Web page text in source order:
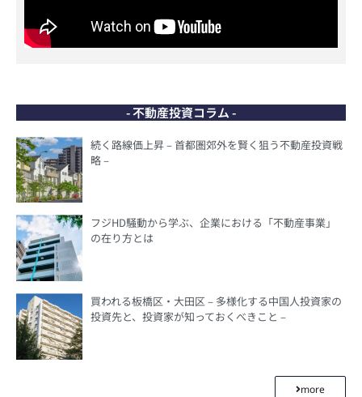
- 不動産投資コラム -
続く路線価上昇 – 首都圏郊外を賢く狙う不動産投資戦
略 –
フジHD騒動から学ぶ、企業における「不動産事業」
の在り方とは
買われる板橋区・大田区 – 多様化する中国人投資家の
投資先と、投資家が知っておくべきこと –
more